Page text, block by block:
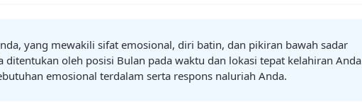
yang mewakili sifat emosional, diri batin, dan pikiran bawah sadar
ditentukan oleh posisi Bulan pada waktu dan lokasi tepat kelahiran Anda
emosional terdalam serta respons naluriah Anda.